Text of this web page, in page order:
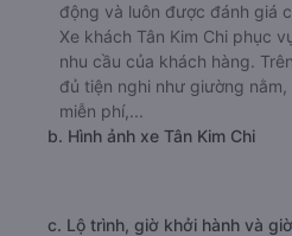
động và luôn được đánh giá
Xe khách Tân Kim Chi phục
nhu cầu của khách hàng.
đủ tiện nghi như giường
miễn phí,...
b. Hình ảnh xe Tân Kim Chi
c. Lộ trình, giờ khởi hành và